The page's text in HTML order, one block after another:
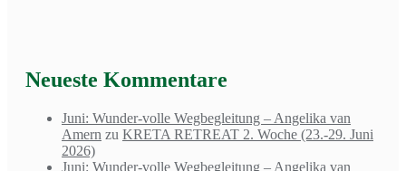
Neueste Kommentare
Juni: Wunder-volle Wegbegleitung – Angelika van
Amern zu KRETA RETREAT 2. Woche (23.-29. Juni
2026)
Juni: Wunder-volle Wegbegleitung – Angelika van